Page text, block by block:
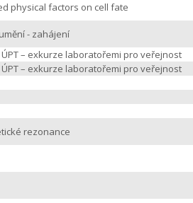
physical factors on cell fate
- zahájení
– exkurze laboratořemi pro veřejnost
– exkurze laboratořemi pro veřejnost
rezonance